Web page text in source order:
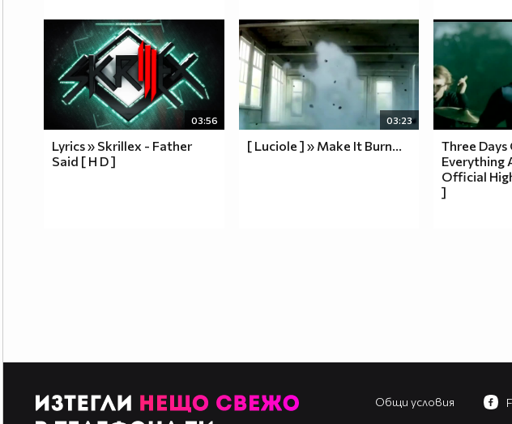
03:56
Lyrics » Skrillex - Father
Said [ H D ]
03:23
[ Luciole ] » Make It Burn...
Three Days
Everything
Official
]
Общи условия